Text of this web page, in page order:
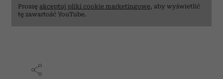
Proszę akceptuj pliki cookie marketingowe, aby wyświetlić
tę zawartość YouTube.